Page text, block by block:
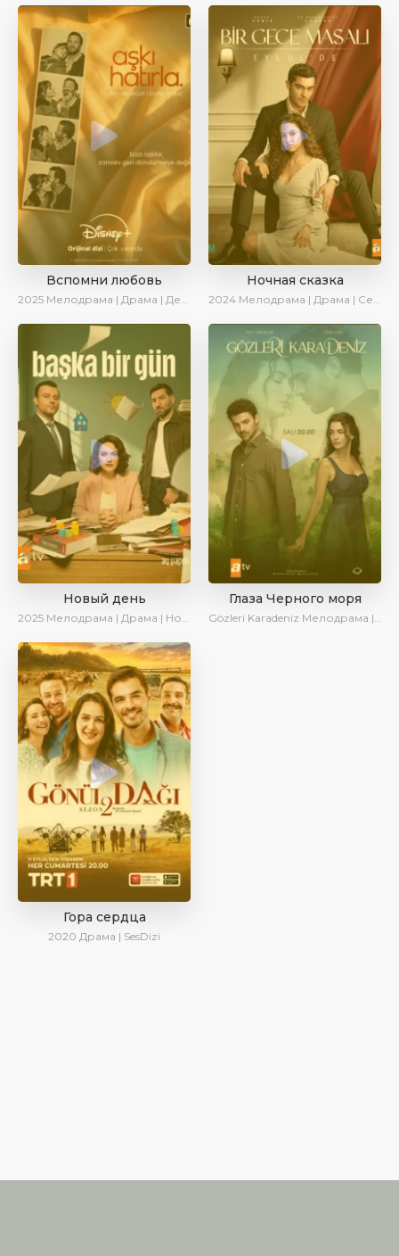
Вспомни любовь
2025 Мелодрама | Драма | Детектив | Комедия | Новинки | Сериалы 2025
Ночная сказка
2024 Мелодрама | Драма | Сериалы 2024
Новый день
2025 Мелодрама | Драма | Новинки | Сериалы 2025
Глаза Черного моря
Gözleri Karadeniz Мелодрама | Драма | Новинки | Сериалы 2025
Гора сердца
2020 Драма | SesDizi